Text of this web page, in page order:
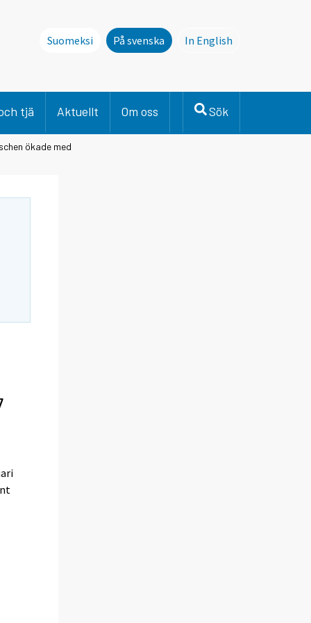
Suomeksi På svenska
In English
tjä Aktuellt Om oss Sök
ökade med